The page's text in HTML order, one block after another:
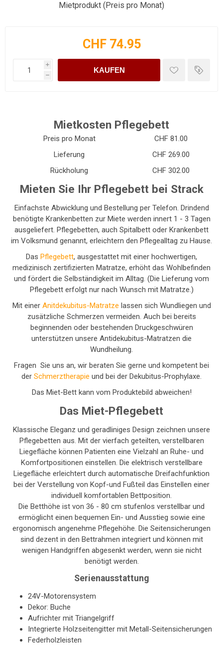
Mietprodukt (Preis pro Monat)
CHF 74.95
i
h
KAUFEN
Mietkosten Pflegebett
Preis pro Monat
CHF 81.00
Lieferung
Rückholung
CHF 269.00
CHF 302.00
Mieten Sie Ihr Pflegebett bei Strack
Einfachste Abwicklung und Bestellung per Telefon. Drindend
benötigte Krankenbetten zur Miete werden innert 1 - 3 Tagen
ausgeliefert. Pflegebetten, auch Spitalbett oder Krankenbett
im Volksmund genannt, erleichtern den Pflegealltag zu Hause.
Das Pflegebett, ausgestattet mit einer hochwertigen,
medizinisch zertifizierten Matratze, erhöht das Wohlbefinden
und fördert die Selbständigkeit im Alltag. (Die Lieferung vom
Pflegebett erfolgt nur nach Wunsch mit Matratze.)
Mit einer Anitdekubitus-Matratze lassen sich Wundliegen und
zusätzliche Schmerzen vermeiden. Auch bei bereits
beginnenden oder bestehenden Druckgeschwüren
unterstützen unsere Antidekubitus-Matratzen die
Wundheilung.
Fragen Sie uns an, wir beraten Sie gerne und kompetent bei
der Schmerztherapie und bei der Dekubitus-Prophylaxe.
Das Miet-Bett kann vom Produktebild abweichen!
Das Miet-Pflegebett
Klassische Eleganz und geradliniges Design zeichnen unsere
Pflegebetten aus. Mit der vierfach geteilten, verstellbaren
Liegefläche können Patienten eine Vielzahl an Ruhe- und
Komfortpositionen einstellen. Die elektrisch verstellbare
Liegefläche erleichtert durch automatische Dreifachfunktion
bei der Verstellung von Kopf-und Fußteil das Einstellen einer
individuell komfortablen Bettposition.
Die Betthöhe ist von 36 - 80 cm stufenlos verstellbar und
ermöglicht einen bequemen Ein- und Ausstieg sowie eine
ergonomisch angenehme Pflegehöhe. Die Seitensicherungen
sind dezent in den Bettrahmen integriert und können mit
wenigen Handgriffen abgesenkt werden, wenn sie nicht
benötigt werden.
Serienausstattung
24V-Motorensystem
Dekor: Buche
Aufrichter mit Triangelgriff
Integrierte Holzseitengitter mit Metall-Seitensicherungen
Federholzleisten